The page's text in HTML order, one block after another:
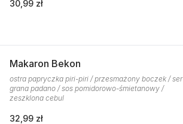
30,99 zł
Makaron Bekon
ostra papryczka piri-piri / przesmażony boczek / ser
grana padano / sos pomidorowo-śmietanowy /
zeszklona cebul
32,99 zł